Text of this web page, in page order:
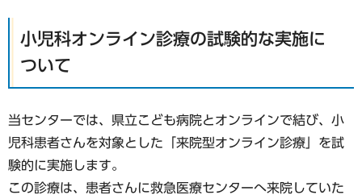
小児科オンライン診療の試験的な実施に
ついて
当センターでは、県立こども病院とオンラインで結び、小
児科患者さんを対象とした「来院型オンライン診療」を試
験的に実施します。
この診療は、患者さんに救急医療センターへ来院していた